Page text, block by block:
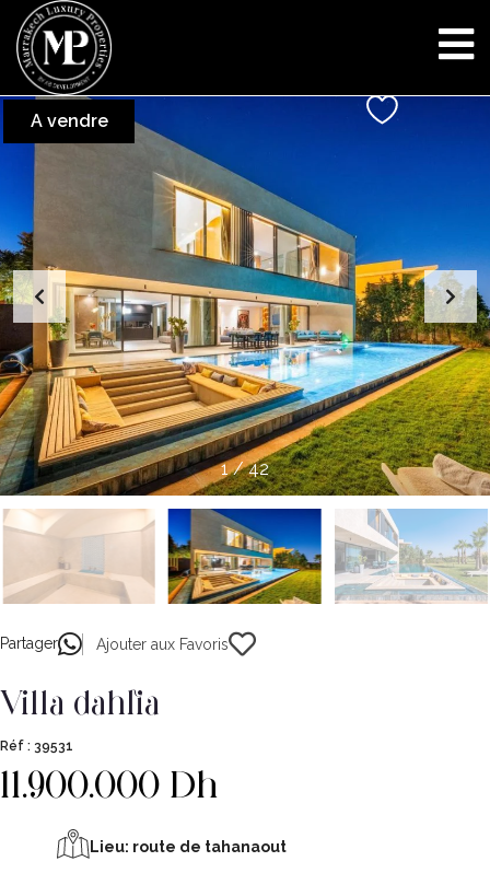
A vendre
1/42
Ajouter aux Favoris
Partager
villa dahlia
Réf : 39531
11.900.000 Dh
Lieu: route de tahanaout